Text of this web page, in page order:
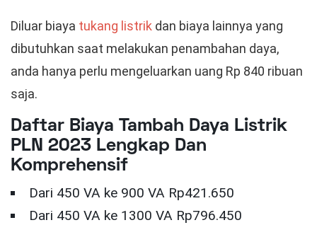
Diluar biaya tukang listrik dan biaya lainnya yang
dibutuhkan saat melakukan penambahan daya,
anda hanya perlu mengeluarkan uang Rp 840 ribuan
saja.
Daftar Biaya Tambah Daya Listrik
PLN 2023 Lengkap Dan
Komprehensif
Dari 450 VA ke 900 VA Rp421.650
Dari 450 VA ke 1300 VA Rp796.450